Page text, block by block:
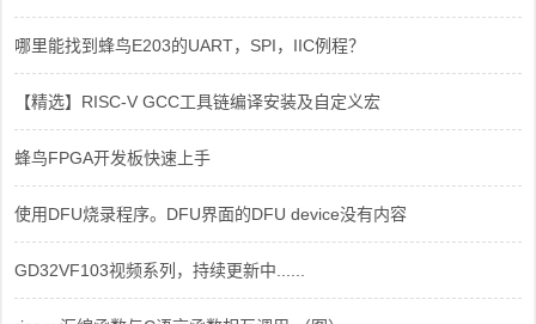
哪里能找到蜂鸟E203的UART，SPI，IIC例程？
【精选】RISC-V GCC工具链编译安装及自定义宏
蜂鸟FPGA开发板快速上手
使用DFU烧录程序。DFU界面的DFU device没有内容
GD32VF103视频系列，持续更新中......